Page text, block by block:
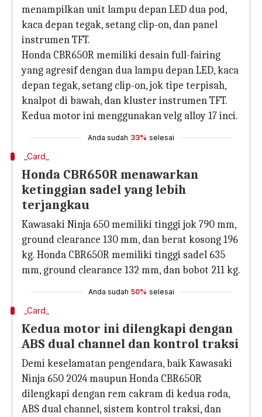
menampilkan unit lampu depan LED dua pod,
kaca depan tegak, setang clip-on, dan panel
instrumen TFT.
Honda CBR650R memiliki desain full-fairing
yang agresif dengan dua lampu depan LED, kaca
depan tegak, setang clip-on, jok tipe terpisah,
knalpot di bawah, dan kluster instrumen TFT.
Kedua motor ini menggunakan velg alloy 17 inci.
Anda sudah 33% selesai
_Card_
Honda CBR650R menawarkan
ketinggian sadel yang lebih
terjangkau
Kawasaki Ninja 650 memiliki tinggi jok 790 mm,
ground clearance 130 mm, dan berat kosong 196
kg. Honda CBR650R memiliki tinggi sadel 635
mm, ground clearance 132 mm, dan bobot 211 kg.
Anda sudah 50% selesai
_Card_
Kedua motor ini dilengkapi dengan
ABS dual channel dan kontrol traksi
Demi keselamatan pengendara, baik Kawasaki
Ninja 650 2024 maupun Honda CBR650R
dilengkapi dengan rem cakram di kedua roda,
ABS dual channel, sistem kontrol traksi, dan